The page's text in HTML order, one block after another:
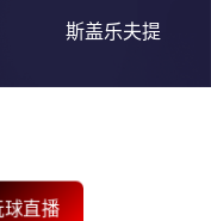
斯盖乐夫提
球直播
AIKVS斯盖乐夫提